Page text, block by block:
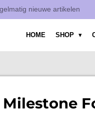
nieuwe artikelen
HOME SHOP